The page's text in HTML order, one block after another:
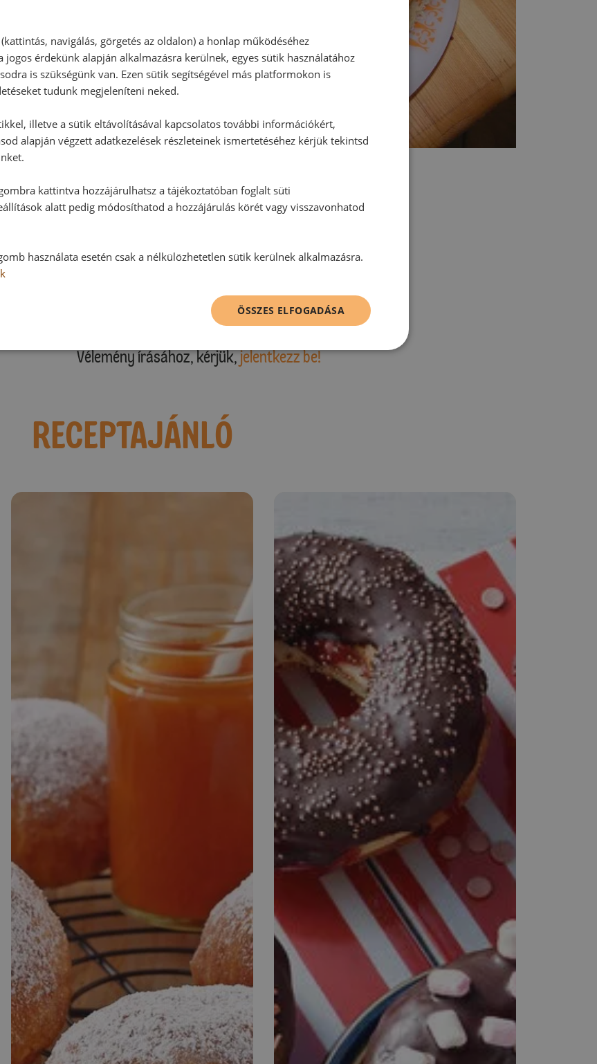
Hozzászólások
Ehhez a recepthez még nem érkezett hozzászólás.
Hozzászólás írása
Vélemény írásához, kérjük,jelentkezz be!
RECEPTAJÁNLÓ
navigálás, görgetés az oldalon) a honlap működéséhez
jogos érdekünk alapján alkalmazásra kerülnek, egyes sütik használatához
is szükségünk van. Ezen sütik segítségével más platformokon is
tudunk megjeleníteni neked.
illetve a sütik eltávolításával kapcsolatos további információkért,
alapján végzett adatkezelések részleteinek ismertetéséhez kérjük tekintsd
kattintva hozzájárulhatsz a tájékoztatóban foglalt süti
alatt pedig módosíthatod a hozzájárulás körét vagy visszavonhatod
használata esetén csak a nélkülözhetetlen sütik kerülnek alkalmazásra.
ÖSSZES ELFOGADÁSA